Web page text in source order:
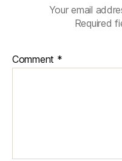
Your email
Required
Comment *